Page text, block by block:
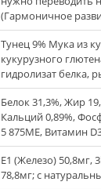
(Гармоничное
Тунец 9% Мука из
кукурузного
гидролизат белка,
Белок 31,3%, Жир
Кальций 0,89%,
5 875МЕ, Витамин
E1 (Железо) 50,8мг,
78,8мг; с